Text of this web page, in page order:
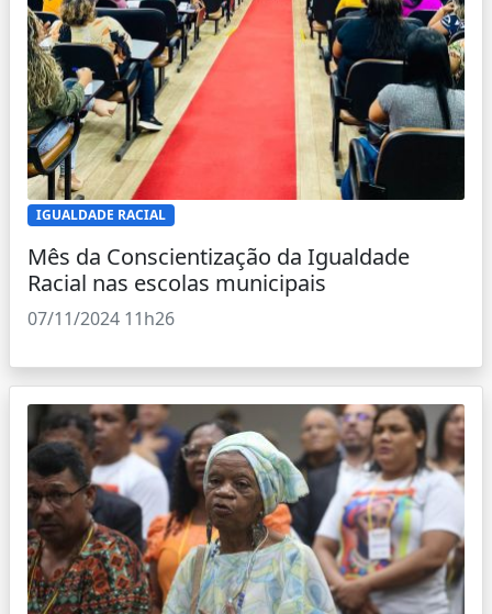
IGUALDADE RACIAL
Mês da Conscientização da Igualdade
Racial nas escolas municipais
07/11/2024 11h26